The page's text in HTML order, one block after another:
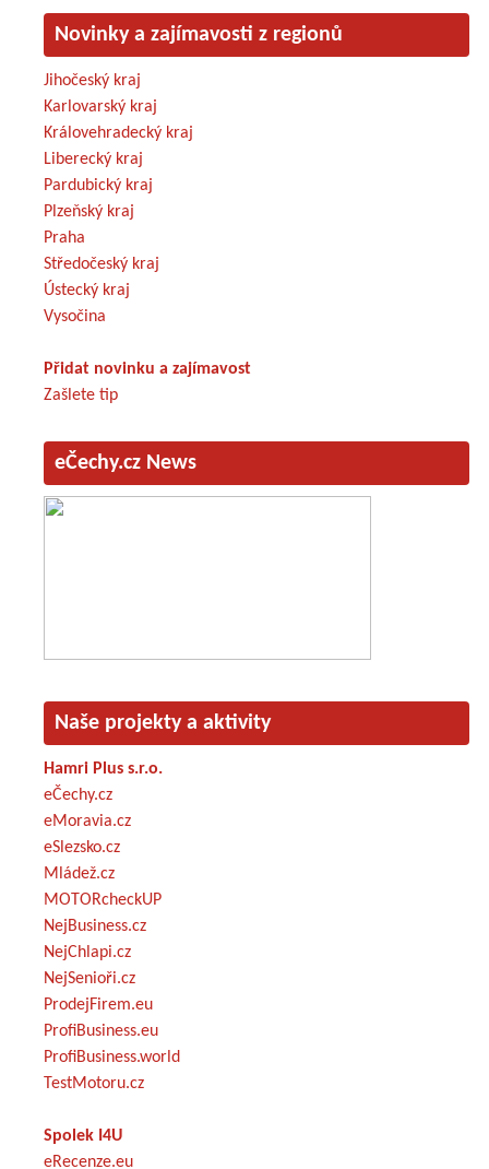
Novinky a zajímavosti z regionů
Jihočeský kraj
Karlovarský kraj
Královehradecký kraj
Liberecký kraj
Pardubický kraj
Plzeňský kraj
Praha
Středočeský kraj
Ústecký kraj
Vysočina
Přidat novinku a zajímavost
Zašlete tip
eČechy.cz News
Naše projekty a aktivity
Hamri Plus s.r.o.
eČechy.cz
eMoravia.cz
eSlezsko.cz
Mládež.cz
MOTORcheckUP
NejBusiness.cz
NejChlapi.cz
NejSenioři.cz
ProdejFirem.eu
ProfiBusiness.eu
ProfiBusiness.world
TestMotoru.cz
Spolek I4U
eRecenze.eu